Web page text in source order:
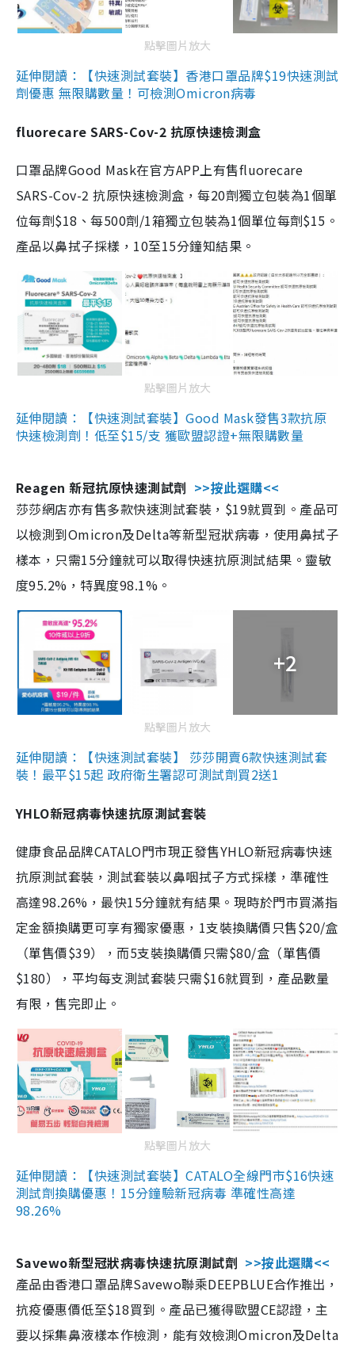
點擊圖片放大
延伸閱讀：【快速測試套裝】香港口罩品牌$19快速測試
劑優惠 無限購數量！可檢測Omicron病毒
fluorecare SARS-Cov-2 抗原快速檢測盒
口罩品牌Good Mask在官方APP上有售fluorecare
SARS-Cov-2 抗原快速檢測盒，每20劑獨立包裝為1個單
位每劑$18、每500劑/1箱獨立包裝為1個單位每劑$15。
產品以鼻拭子採樣，10至15分鐘知結果。
點擊圖片放大
延伸閱讀：【快速測試套裝】Good Mask發售3款抗原
快速檢測劑！低至$15/支 獲歐盟認證+無限購數量
Reagen 新冠抗原快速測試劑 >>按此選購<<
莎莎網店亦有售多款快速測試套裝，$19就買到。產品可
以檢測到Omicron及Delta等新型冠狀病毒，使用鼻拭子
樣本，只需15分鐘就可以取得快速抗原測試結果。靈敏
度95.2%，特異度98.1%。
+2
點擊圖片放大
延伸閱讀：【快速測試套裝】 莎莎開賣6款快速測試套
裝！最平$15起 政府衛生署認可測試劑買2送1
YHLO新冠病毒快速抗原測試套裝
健康食品品牌CATALO門市現正發售YHLO新冠病毒快速
抗原測試套裝，測試套裝以鼻咽拭子方式採樣，準確性
高達98.26%，最快15分鐘就有結果。現時於門市買滿指
定金額換購更可享有獨家優惠，1支裝換購價只售$20/盒
（單售價$39），而5支裝換購價只需$80/盒（單售價
$180），平均每支測試套裝只需$16就買到，產品數量
有限，售完即止。
點擊圖片放大
延伸閱讀：【快速測試套裝】CATALO全線門市$16快速
測試劑換購優惠！15分鐘驗新冠病毒 準確性高達
98.26%
Savewo新型冠狀病毒快速抗原測試劑 >>按此選購<<
產品由香港口罩品牌Savewo聯乘DEEPBLUE合作推出，
抗疫優惠價低至$18買到。產品已獲得歐盟CE認證，主
要以採集鼻液樣本作檢測，能有效檢測Omicron及Delta